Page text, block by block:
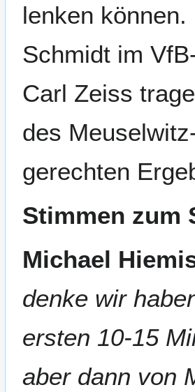
lenken
Schmidt im
Carl Zeiss
des
gerechten
Stimmen zum
Michael
denke wir
ersten 10-15
aber dann von